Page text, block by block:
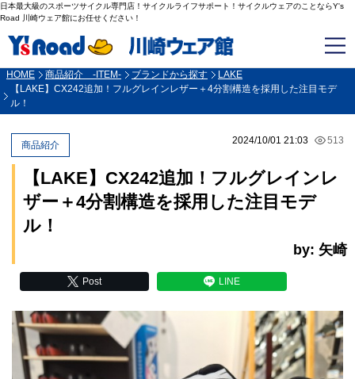
日本最大級のスポーツサイクル専門店！サイクルライフサポート！サイクルウェアのことならY's
Road 川崎ウェア館にお任せください！
HOME 商品紹介 -ITEM- ブランドから探す
LAKE
【LAKE】CX242追加！フルグレインレザー＋4分割構造を採用した注目モデ
ル！
2024/10/01 21:03 513
商品紹介
【LAKE】CX242追加！フルグレインレ
ザー＋4分割構造を採用した注目モデ
ル！
by: 矢崎
Post LINE